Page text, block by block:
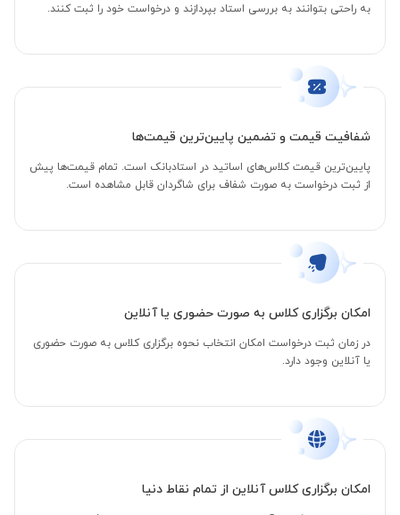
به راحتی بتوانند به بررسی استاد بپردازند و درخواست خود را ثبت کنند.
شفافیت قیمت و تضمین پایین‌ترین قیمت‌ها
پایین‌ترین قیمت کلاس‌های اساتید در استادبانک است. تمام قیمت‌ها پیش
از ثبت درخواست به صورت شفاف برای شاگردان قابل مشاهده است.
امکان برگزاری کلاس به صورت حضوری یا آنلاین
در زمان ثبت درخواست امکان انتخاب نحوه برگزاری کلاس به صورت حضوری
یا آنلاین وجود دارد.
امکان برگزاری کلاس آنلاین از تمام نقاط دنیا